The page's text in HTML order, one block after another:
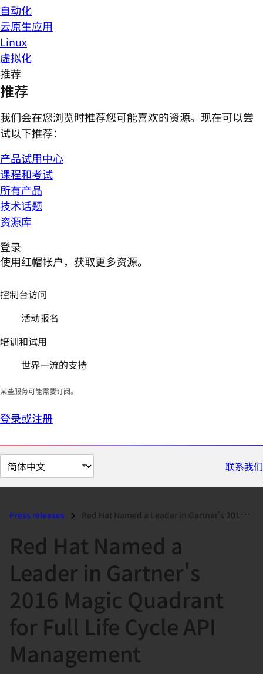
自动化
云原生应用
Linux
虚拟化
推荐
推荐
我们会在您浏览时推荐您可能喜欢的资源。现在可以尝
试以下推荐：
产品试用中心
课程和考试
所有产品
技术话题
资源库
登录
使用红帽帐户，获取更多资源。
控制台访问
活动报名
培训和试用
世界一流的支持
某些服务可能需要订阅。
登录或注册
切
换
面
联系我们
Press releases Red Hat Named a Leader in Gartner's 2016 Magic Quadrant for Full...
Red Hat Named a
Leader in Gartner's
2016 Magic Quadrant
for Full Life Cycle API
Management